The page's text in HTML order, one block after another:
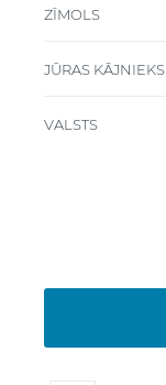
ZĪMOLS
JŪRAS KĀJNIEKS
VALSTS